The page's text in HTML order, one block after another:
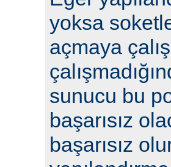
yoksa
açmaya
sunucu bu
başarısız
başarısız